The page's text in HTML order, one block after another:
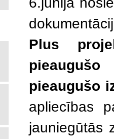
Plus
pieaugušo
apliecības
jauniegūtās